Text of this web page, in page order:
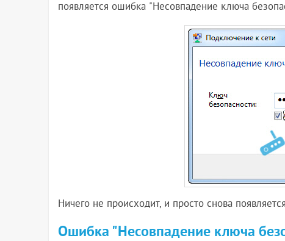
появляется ошибка "Несовпадение ключа
Ничего не происходит, и просто снова
Ошибка "Несовпадение ключа